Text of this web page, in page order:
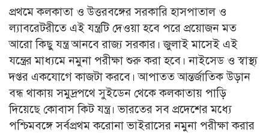
প্রথমে কলকাতা ও উত্তরবঙ্গের সরকারি হাসপাতাল ও
ল্যাবরেটরীতে এই যন্ত্রটি দেওয়া হবে পরে প্রয়োজন মত
আরো কিছু যন্ত্র আনবে রাজ্য সরকার। জুলাই মাসেই এই
যন্ত্রের মাধ্যমে নমুনা পরীক্ষা শুরু করা হবে। নাইসেড ও স্বাস্থ্য
দপ্তর একযোগে কাজটা করবে। আপাতত আন্তর্জাতিক উড়ান
বন্ধ থাকায় সমুদ্রপথে সুইডেন থেকে কলকাতায় পাড়ি
দিয়েছে কোবাস কিট যন্ত্র। ভারতের সব প্রদেশের মধ্যে
পশ্চিমবঙ্গে সর্বপ্রথম করোনা ভাইরাসের নমুনা পরীক্ষা করার